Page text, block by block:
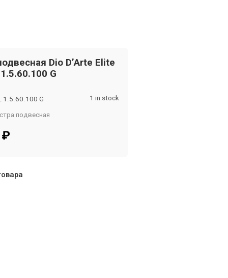
Dio D’Arte Elite
G
1.5.60.100 G
подвесная
1 in stock
₽